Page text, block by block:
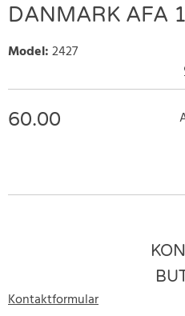
DANMARK AFA
Model:2427
60.00
Kontaktformular